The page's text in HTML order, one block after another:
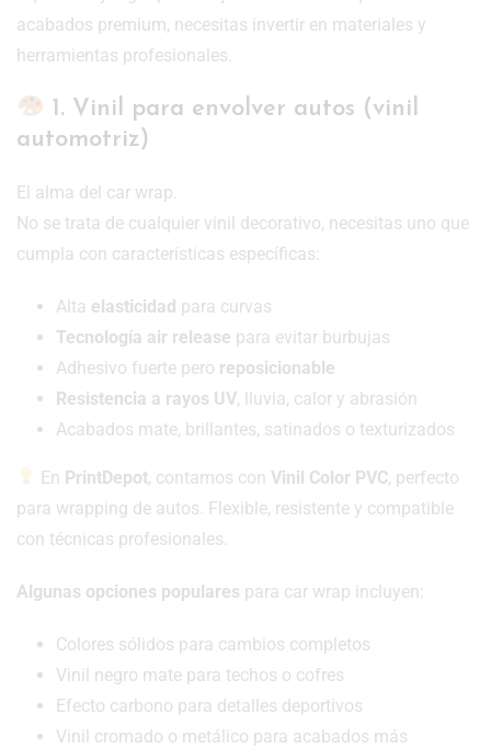
acabados premium, necesitas invertir en materiales y
herramientas profesionales.
1. Vinil para envolver autos (vinil
automotriz)
El alma del car wrap.
No se trata de cualquier vinil decorativo, necesitas uno que
cumpla con características específicas:
Alta elasticidad para curvas
Tecnología air release para evitar burbujas
Adhesivo fuerte pero reposicionable
Resistencia a rayos UV, lluvia, calor y abrasión
Acabados mate, brillantes, satinados o texturizados
En PrintDepot, contamos conVinil Color PVC, perfecto
para wrapping de autos. Flexible, resistente y compatible
con técnicas profesionales.
Algunas opciones populares para car wrap incluyen:
Colores sólidos para cambios completos
Vinil negro mate para techos o cofres
Efecto carbono para detalles deportivos
Vinil cromado o metálico para acabados más